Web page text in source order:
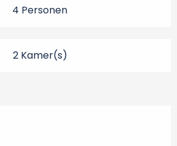
4 Personen
2 Kamer(s)